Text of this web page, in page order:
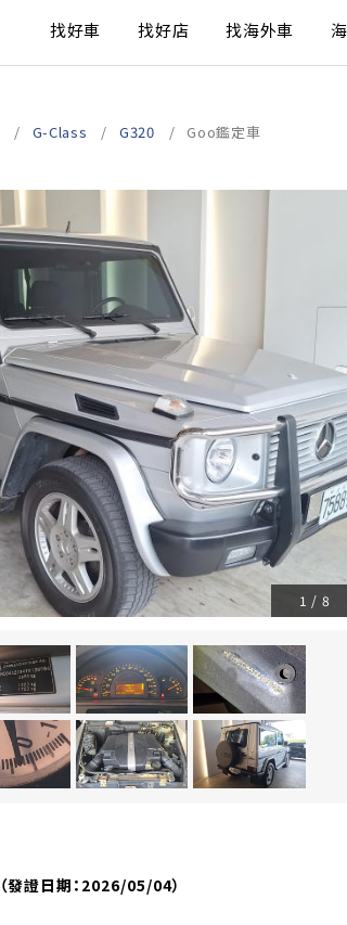
找好車 找好店 找海外車
G-Class G320 Goo鑑定車
1 / 8
（發證日期：2026/05/04）